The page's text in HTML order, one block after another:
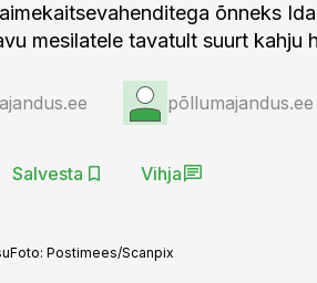
õnneks
mesilatele tavatult suurt kahju
põllumajandus.ee
Salvesta Vihja
Foto: Postimees/Scanpix